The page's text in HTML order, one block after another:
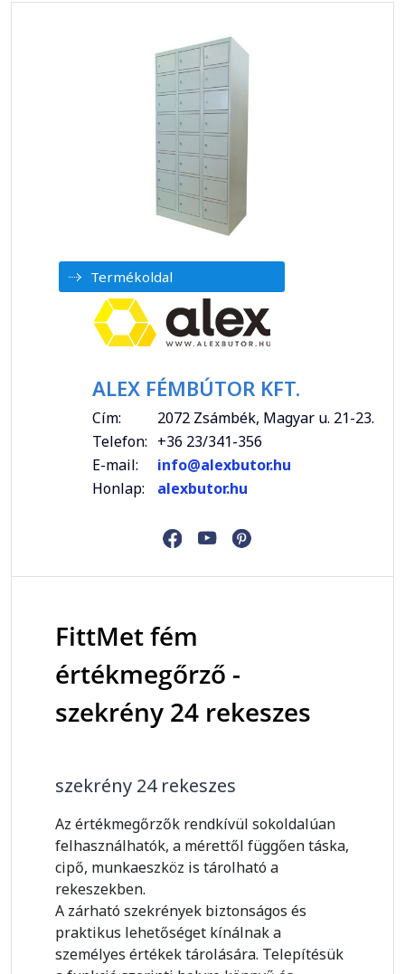
Termékoldal
ALEX FÉMBÚTOR KFT.
Cím:
2072 Zsámbék, Magyar u. 21-23.
Telefon: +36 23/341-356
E-mail:
info@alexbutor.hu
Honlap:
alexbutor.hu
FittMet fém
értékmegőrző -
szekrény 24 rekeszes
szekrény 24 rekeszes
Az értékmegőrzők rendkívül sokoldalúan
felhasználhatók, a mérettől függően táska,
cipő, munkaeszköz is tárolható a
rekeszekben.
A zárható szekrények biztonságos és
praktikus lehetőséget kínálnak a
személyes értékek tárolására. Telepítésük